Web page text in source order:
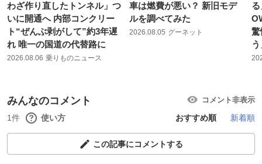
わざ作り直したトンネル」つ
いに開通へ 内部コンクリー
ト“ぜんぶ剥がして”約3年遅
れ 唯一の国道の代替路に
2026.08.06 乗りものニュース
車は燃費が悪い？ 新旧モデ
ルを調べてみた
2026.08.05 グーネット
驚
みんなのコメント コメント非表示
1件 使い方 おすすめ順 新着順
この記事にコメントする